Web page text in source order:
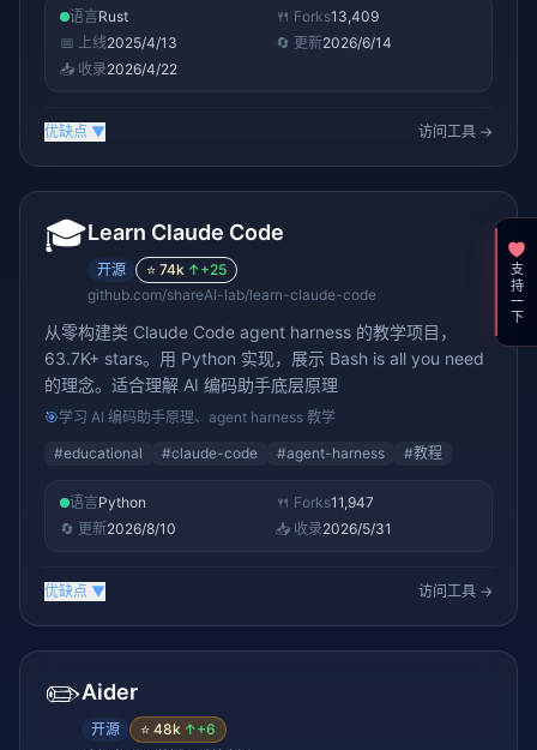
之一
语言Rust 🍴 Forks13,409
📅 上线2025/4/13 🔄 更新2026/6/14
📥 收录2026/4/22
优缺点 ▼ 访问工具 →
🎓Learn Claude Code
开源 ⭐ 74k ↑+25
github.com/shareAI-lab/learn-claude-code
从零构建类 Claude Code agent harness 的教学项目，
63.7K+ stars。用 Python 实现，展示 Bash is all you need
的理念。适合理解 AI 编码助手底层原理
🎯学习 AI 编码助手原理、agent harness 教学
#educational #claude-code #agent-harness #教程
语言Python 🍴 Forks11,947
🔄 更新2026/8/10 📥 收录2026/5/31
优缺点 ▼ 访问工具 →
✏️Aider
开源 ⭐ 48k ↑+6
支持一下